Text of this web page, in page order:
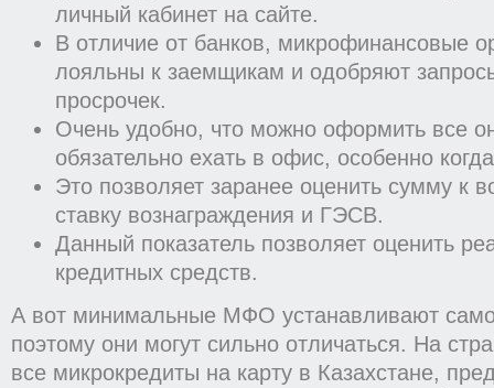
личный кабинет на сайте.
В отличие от банков, микрофинансовые
лояльны к заемщикам и одобряют
просрочек.
Очень удобно, что можно оформить все
обязательно ехать в офис, особенно
Это позволяет заранее оценить сумму к
ставку вознаграждения и ГЭСВ.
Данный показатель позволяет оценить
кредитных средств.
А вот минимальные МФО устанавливают
поэтому они могут сильно отличаться. На
все микрокредиты на карту в Казахстане,